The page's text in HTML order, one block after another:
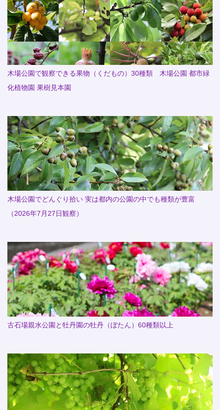
木場公園で観察できる果物（くだもの）30種類 木場公園 都市緑
化植物園 果樹見本園
木場公園でどんぐり拾い 実は都内の公園の中でも種類が豊富
（2026年7月27日観察）
古石場親水公園と牡丹園の牡丹（ぼたん）60種類以上